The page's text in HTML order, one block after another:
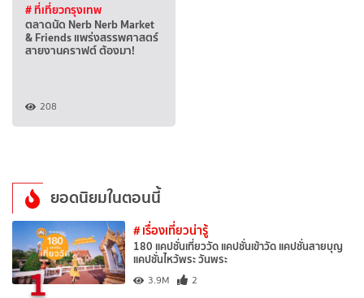
# ที่เที่ยวกรุงเทพ
ตลาดนัด Nerb Nerb Market
& Friends แพร่งสรรพศาสตร์
สายงานคราฟต์ ต้องมา!
208
ยอดนิยมในตอนนี้
1
# เรื่องเที่ยวน่ารู้
180 แคปชั่นเที่ยววัด แคปชั่นเข้าวัด แคปชั่นสายบุญ
แคปชั่นไหว้พระ วันพระ
3.9M 2